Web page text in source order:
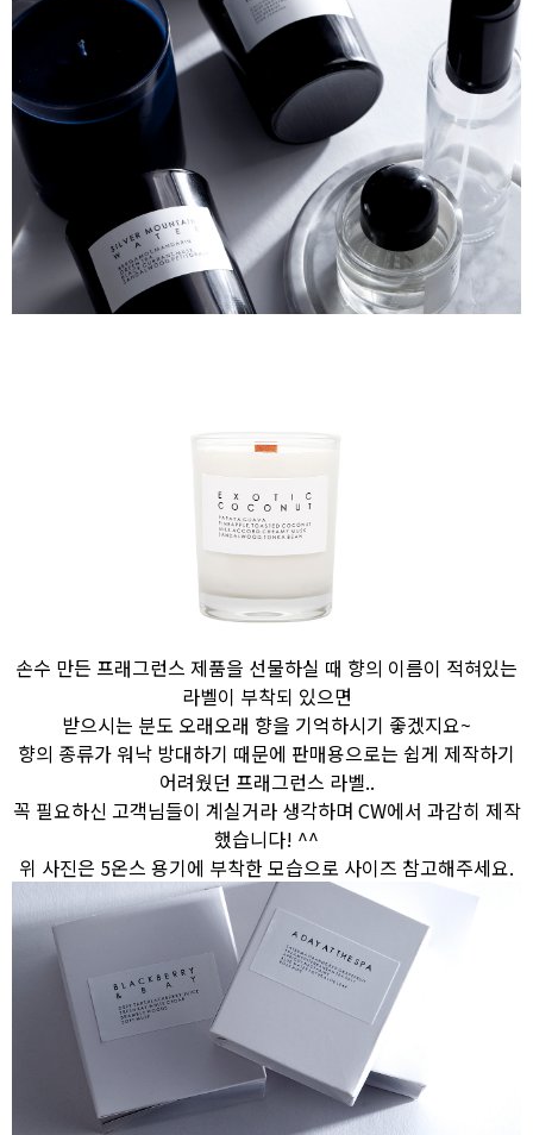
손수 만든 프래그런스 제품을 선물하실 때 향의 이름이 적혀있는
라벨이 부착되 있으면
받으시는 분도 오래오래 향을 기억하시기 좋겠지요~
향의 종류가 워낙 방대하기 때문에 판매용으로는 쉽게 제작하기
어려웠던 프래그런스 라벨..
꼭 필요하신 고객님들이 계실거라 생각하며 CW에서 과감히 제작
했습니다! ^^
위 사진은 5온스 용기에 부착한 모습으로 사이즈 참고해주세요.